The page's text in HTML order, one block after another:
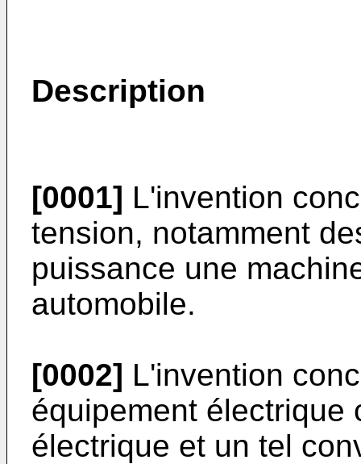
Description
[0001] L'invention
tension, notamment
puissance une
automobile.
[0002] L'invention
équipement électrique
électrique et un tel